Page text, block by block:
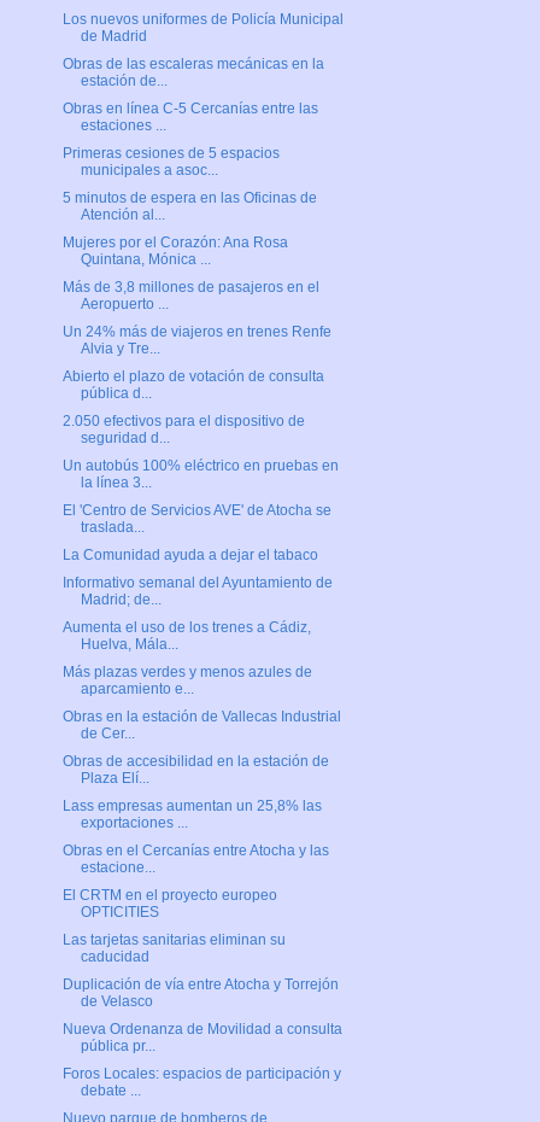
Los nuevos uniformes de Policía Municipal
de Madrid
Obras de las escaleras mecánicas en la
estación de...
Obras en línea C-5 Cercanías entre las
estaciones ...
Primeras cesiones de 5 espacios
municipales a asoc...
5 minutos de espera en las Oficinas de
Atención al...
Mujeres por el Corazón: Ana Rosa
Quintana, Mónica ...
Más de 3,8 millones de pasajeros en el
Aeropuerto ...
Un 24% más de viajeros en trenes Renfe
Alvia y Tre...
Abierto el plazo de votación de consulta
pública d...
2.050 efectivos para el dispositivo de
seguridad d...
Un autobús 100% eléctrico en pruebas en
la línea 3...
El 'Centro de Servicios AVE' de Atocha se
traslada...
La Comunidad ayuda a dejar el tabaco
Informativo semanal del Ayuntamiento de
Madrid; de...
Aumenta el uso de los trenes a Cádiz,
Huelva, Mála...
Más plazas verdes y menos azules de
aparcamiento e...
Obras en la estación de Vallecas Industrial
de Cer...
Obras de accesibilidad en la estación de
Plaza Elí...
Lass empresas aumentan un 25,8% las
exportaciones ...
Obras en el Cercanías entre Atocha y las
estacione...
El CRTM en el proyecto europeo
OPTICITIES
Las tarjetas sanitarias eliminan su
caducidad
Duplicación de vía entre Atocha y Torrejón
de Velasco
Nueva Ordenanza de Movilidad a consulta
pública pr...
Foros Locales: espacios de participación y
debate ...